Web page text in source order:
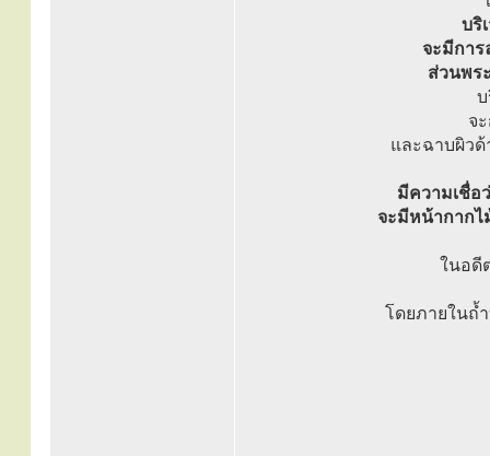
บริ
จะมีการ
ส่วนพร
จ
และฉาบผิว
มีความเชื่อ
จะมีหน้ากาก
ในอดี
โดยภายในถ้